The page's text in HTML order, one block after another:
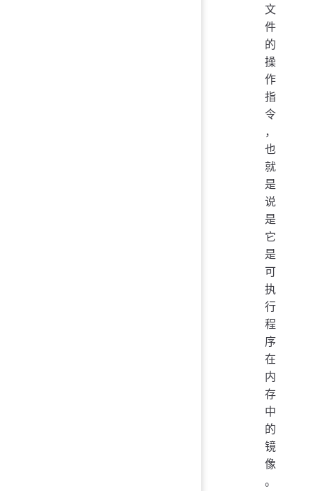
文
件
的
操
作
指
令
，
也
就
是
说
是
它
是
可
执
行
程
序
在
内
存
中
的
镜
像
。